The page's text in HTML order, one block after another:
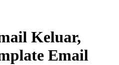
Keluar,
Email